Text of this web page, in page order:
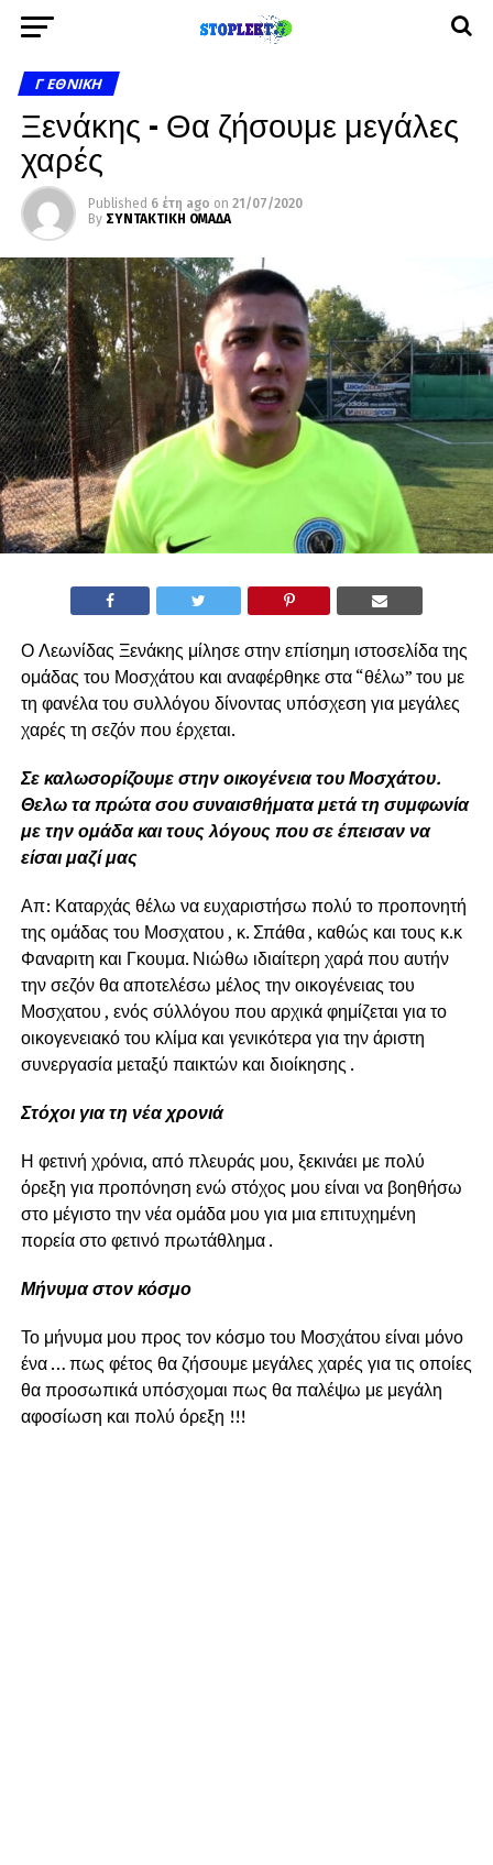
Γ ΕΘΝΙΚΉ
Ξενάκης – Θα ζήσουμε μεγάλες
χαρές
Published 6 έτη ago on 21/07/2020
By ΣΥΝΤΑΚΤΙΚΗ ΟΜΑΔΑ
Ο Λεωνίδας Ξενάκης μίλησε στην επίσημη ιστοσελίδα της
ομάδας του Μοσχάτου και αναφέρθηκε στα “θέλω” του με
τη φανέλα του συλλόγου δίνοντας υπόσχεση για μεγάλες
χαρές τη σεζόν που έρχεται.
Σε καλωσορίζουμε στην οικογένεια του Μοσχάτου.
Θελω τα πρώτα σου συναισθήματα μετά τη συμφωνία
με την ομάδα και τους λόγους που σε έπεισαν να
είσαι μαζί μας
Απ: Καταρχάς θέλω να ευχαριστήσω πολύ το προπονητή
της ομάδας του Μοσχατου , κ. Σπάθα , καθώς και τους κ.κ
Φαναριτη και Γκουμα. Νιώθω ιδιαίτερη χαρά που αυτήν
την σεζόν θα αποτελέσω μέλος την οικογένειας του
Μοσχατου , ενός σύλλόγου που αρχικά φημίζεται για το
οικογενειακό του κλίμα και γενικότερα για την άριστη
συνεργασία μεταξύ παικτών και διοίκησης .
Στόχοι για τη νέα χρονιά
Η φετινή χρόνια, από πλευράς μου, ξεκινάει με πολύ
όρεξη για προπόνηση ενώ στόχος μου είναι να βοηθήσω
στο μέγιστο την νέα ομάδα μου για μια επιτυχημένη
πορεία στο φετινό πρωτάθλημα .
Μήνυμα στον κόσμο
Το μήνυμα μου προς τον κόσμο του Μοσχάτου είναι μόνο
ένα … πως φέτος θα ζήσουμε μεγάλες χαρές για τις οποίες
θα προσωπικά υπόσχομαι πως θα παλέψω με μεγάλη
αφοσίωση και πολύ όρεξη !!!